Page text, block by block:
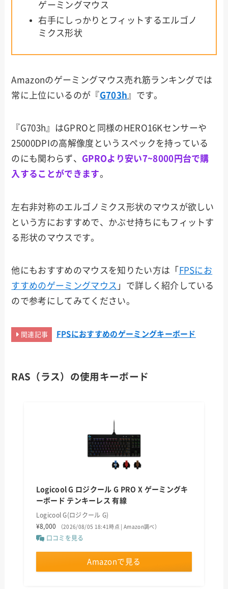
ゲーミングマウス
右手にしっかりとフィットするエルゴノ
ミクス形状
Amazonのゲーミングマウス売れ筋ランキングでは
常に上位にいるのが『G703h 』です。
『G703h』はGPROと同様のHERO16Kセンサーや
25000DPIの高解像度というスペックを持っている
のにも関わらず、 GPROより安い7~8000円台で購
入することができます。
左右非対称のエルゴノミクス形状のマウスが欲しい
という方におすすめで、かぶせ持ちにもフィットす
る形状のマウスです。
他にもおすすめのマウスを知りたい方は「 FPSにお
すすめのゲーミングマウス 」で詳しく紹介している
ので参考にしてみてください。
関連記事 FPSにおすすめのゲーミングキーボード
RAS（ラス）の使用キーボード
Logicool G ロジクール G PRO X ゲーミングキ
ーボード テンキーレス 有線
Logicool G(ロジクール G)
¥8,000
（2026/08/05 18:41時点 | Amazon調べ）
口コミを見る
Amazonで見る